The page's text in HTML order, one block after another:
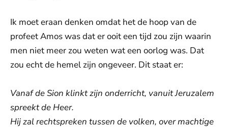
Ik moet eraan denken omdat het de hoop van de
profeet Amos was dat er ooit een tijd zou zijn waarin
men niet meer zou weten wat een oorlog was. Dat
zou echt de hemel zijn ongeveer. Dit staat er:
Vanaf de Sion klinkt zijn onderricht, vanuit Jeruzalem
spreekt de Heer.
Hij zal rechtspreken tussen de volken, over machtige